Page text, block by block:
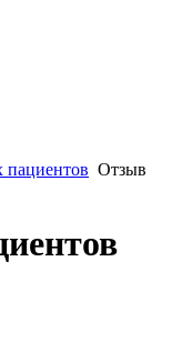
Отзыв